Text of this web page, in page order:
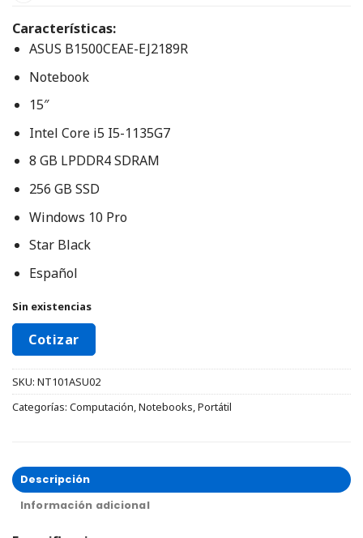
Características:
ASUS B1500CEAE-EJ2189R
Notebook
15″
Intel Core i5 I5-1135G7
8 GB LPDDR4 SDRAM
256 GB SSD
Windows 10 Pro
Star Black
Español
Sin existencias
Cotizar
SKU: NT101ASU02
Categorías: Computación,Notebooks,Portátil
Descripción
Información adicional